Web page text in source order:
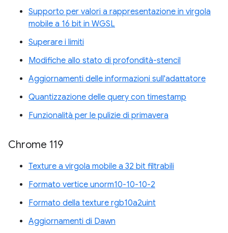
Supporto per valori a rappresentazione in virgola
mobile a 16 bit in WGSL
Superare i limiti
Modifiche allo stato di profondità-stencil
Aggiornamenti delle informazioni sull'adattatore
Quantizzazione delle query con timestamp
Funzionalità per le pulizie di primavera
Chrome 119
Texture a virgola mobile a 32 bit filtrabili
Formato vertice unorm10-10-10-2
Formato della texture rgb10a2uint
Aggiornamenti di Dawn